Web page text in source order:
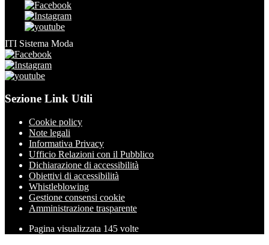
ITI Sistema Moda
Sezione Link Utili
Cookie policy
Note legali
Informativa Privacy
Ufficio Relazioni con il Pubblico
Dichiarazione di accessibilità
Obiettivi di accessibilità
Whistleblowing
Gestione consensi cookie
Amministrazione trasparente
Pagina visualizzata 145 volte